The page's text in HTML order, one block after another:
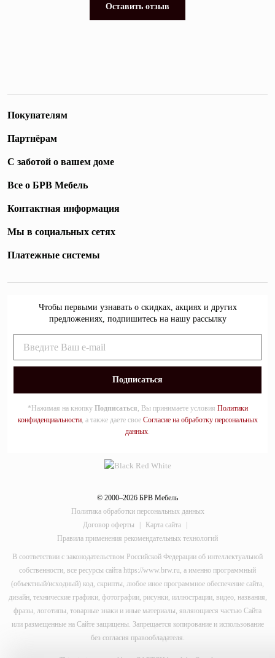
Оставить отзыв
Покупателям
Партнёрам
С заботой о вашем доме
Все о БРВ Мебель
Контактная информация
Мы в социальных сетях
Платежные системы
Чтобы первыми узнавать о скидках, акциях и других
предложениях, подпишитесь на нашу рассылку
*Нажимая на кнопку Подписаться, Вы принимаете условия Политики
конфиденциальности, а также даете свое Согласие на обработку персональных
данных.
© 2000–2026 БРВ Мебель
Политика обработки персональных данных
Договор оферты
| Карта сайта
|
Правила применения рекомендательных технологий
В соответствии с законодательством Российской Федерации об интеллектуальной
собственности, все ресурсы сайта https://www.brw.ru, а именно программный
(объектный/исходный) код, скрипты, любое иное программное обеспечение сайта,
дизайн, технические графики, фотографии, рисунки, иллюстрации, видео, названия,
фразы, логотипы, товарные знаки и иные материалы, являющиеся частью Сайта
или размещенные на Сайте защищены. Запрещается копирование и использование
без согласия правообладателя.